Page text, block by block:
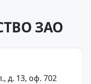
ЗАО
д. 13, оф. 702